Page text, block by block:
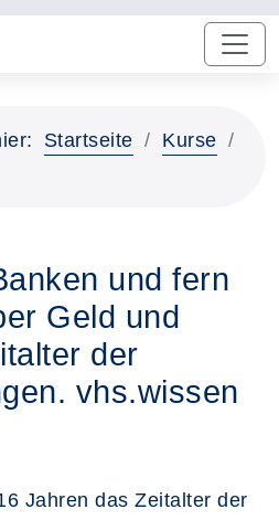
Startseite
Kurse
und fern
Geld und
der
vhs.wissen
Jahren das Zeitalter der